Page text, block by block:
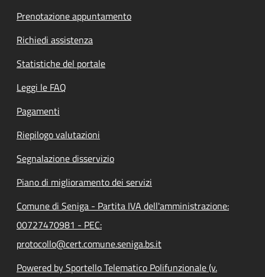
Prenotazione appuntamento
Richiedi assistenza
Statistiche del portale
Leggi le FAQ
Pagamenti
Riepilogo valutazioni
Segnalazione disservizio
Piano di miglioramento dei servizi
Comune di Seniga - Partita IVA dell'amministrazione:
00727470981 - PEC:
protocollo@cert.comune.seniga.bs.it
Powered by Sportello Telematico Polifunzionale (v.